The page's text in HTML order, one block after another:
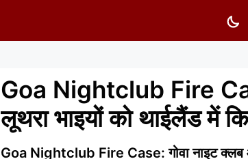
Goa Nightclub Fire
लूथरा भाइयों को थाईलैंड में
Goa Nightclub Fire Case: गोवा नाइट क्लब